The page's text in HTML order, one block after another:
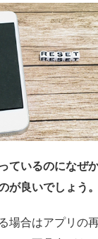
ているのになぜ
が良いでしょう。
場合はアプリの